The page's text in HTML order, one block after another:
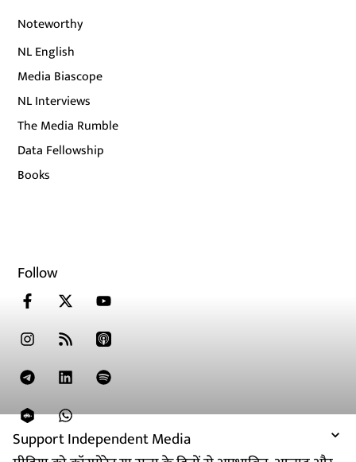
Support Independent Media
Noteworthy
NL English
Media Biascope
NL Interviews
The Media Rumble
Data Fellowship
Books
Follow